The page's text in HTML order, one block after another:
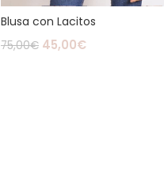
Blusa con Lacitos
75,00€ 45,00€